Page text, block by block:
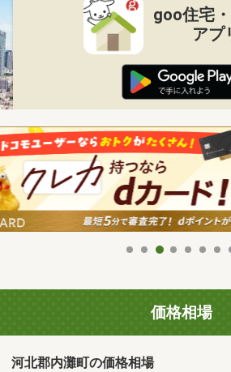
goo住宅
アプ
価格相場
河北郡内灘町の価格相場